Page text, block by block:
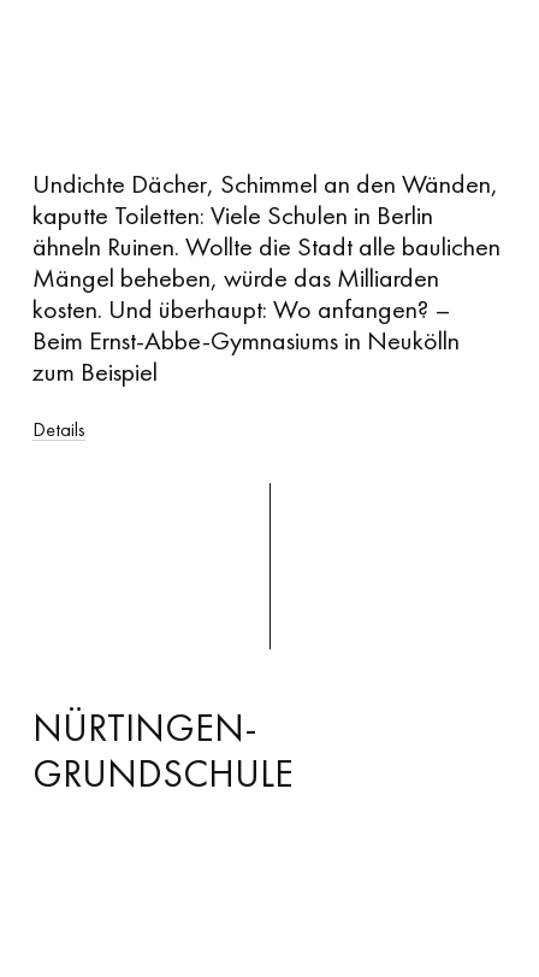
Undichte Dächer, Schimmel an den Wänden,
kaputte Toiletten: Viele Schulen in Berlin
ähneln Ruinen. Wollte die Stadt alle baulichen
Mängel beheben, würde das Milliarden
kosten. Und überhaupt: Wo anfangen? –
Beim Ernst-Abbe-Gymnasiums in Neukölln
zum Beispiel
Details
NÜRTINGEN-
GRUNDSCHULE